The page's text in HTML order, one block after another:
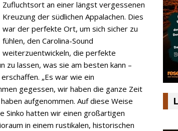
Zufluchtsort an einer längst vergessenen
Kreuzung der südlichen Appalachen. Dies
war der perfekte Ort, um sich sicher zu
fühlen, den Carolina-Sound
weiterzuentwickeln, die perfekte
zu lassen, was sie am besten kann –
„Es war wie ein
gegessen, wir haben die ganze Zeit
aufgenommen. Auf diese Weise
Sinko hatten wir einen großartigen
in einem rustikalen, historischen